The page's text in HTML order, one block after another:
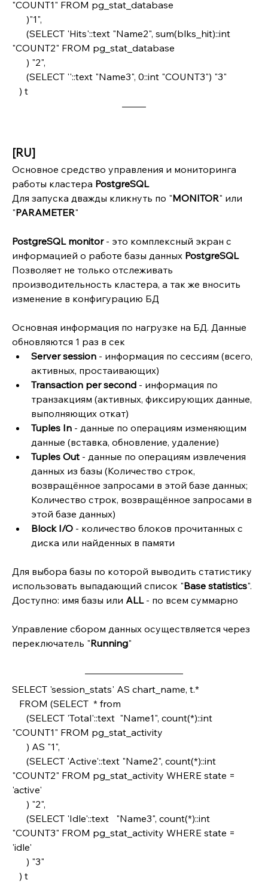
"COUNT1" FROM pg_stat_database
      )"1",
"COUNT2" FROM pg_stat_database
      ) "2",
      (SELECT ''::text "Name3", 0::int "COUNT3") "3"
   ) t
[RU]
Основное средство управления и мониторинга
работы кластера PostgreSQL
Для запуска дважды кликнуть по "MONITOR" или
"PARAMETER"
PostgreSQL monitor - это комплексный экран с
информацией о работе базы данных PostgreSQL
Позволяет не только отслеживать
производительность кластера, а так же вносить
изменение в конфигурацию БД
Основная информация по нагрузке на БД. Данные
обновляются 1 раз в сек
Server session - информация по сессиям (всего,
активных, простаивающих)
Transaction per second - информация по
транзакциям (активных, фиксирующих данные,
выполняющих откат)
Tuples In - данные по операциям изменяющим
данные (вставка, обновление, удаление)
Tuples Out - данные по операциям извлечения
данных из базы (Количество строк,
возвращённое запросами в этой базе данных;
Количество строк, возвращённое запросами в
этой базе данных)
Block I/O - количество блоков прочитанных с
диска или найденных в памяти
Для выбора базы по которой выводить статистику
использовать выпадающий список "Base statistics".
Доступно: имя базы или ALL - по всем суммарно
Управление сбором данных осуществляется через
переключатель "Running"
SELECT 'session_stats' AS chart_name, t.*
   FROM (SELECT  * from
"COUNT1" FROM pg_stat_activity
      ) AS "1",
"COUNT2" FROM pg_stat_activity WHERE state =
'active'
      ) "2",
"COUNT3" FROM pg_stat_activity WHERE state =
'idle'
      ) "3"
   ) t